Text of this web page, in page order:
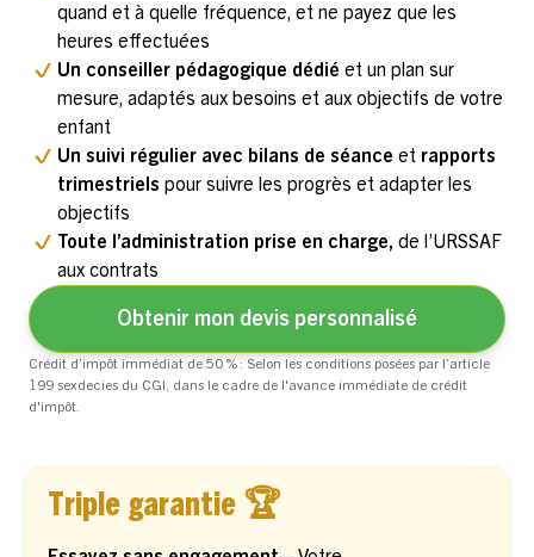
quand et à quelle fréquence, et ne payez que les
heures effectuées
Un conseiller pédagogique dédié et un plan sur
mesure, adaptés aux besoins et aux objectifs de votre
enfant
Un suivi régulier avec bilans de séance et rapports
trimestriels pour suivre les progrès et adapter les
objectifs
Toute l’administration prise en charge, de l’URSSAF
aux contrats
Obtenir mon devis personnalisé
Crédit d’impôt immédiat de 50 % : Selon les conditions posées par l’article
199 sexdecies du CGI, dans le cadre de l'avance immédiate de crédit
d'impôt.
Triple garantie 🏆